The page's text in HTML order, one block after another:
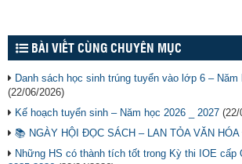
BÀI VIẾT CÙNG CHUYÊN MỤC
Danh sách học sinh trúng tuyển vào lớp 6 – Năm
(22/06/2026)
Kế hoạch tuyển sinh – Năm học 2026 _ 2027 (22/
📚 NGÀY HỘI ĐỌC SÁCH – LAN TỎA VĂN
Những HS có thành tích tốt trong Kỳ thi IOE cấp